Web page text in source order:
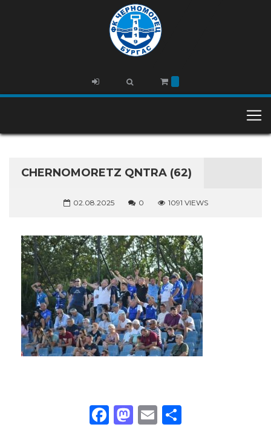
CHERNOMORETZ QNTRA (62)
02.08.2025 0 1091 VIEWS
Facebook
Mastodon
Email